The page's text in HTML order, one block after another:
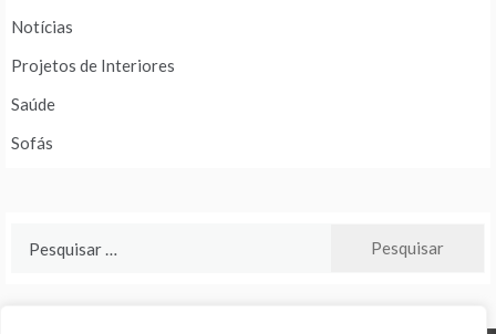
Notícias
Projetos de Interiores
Saúde
Sofás